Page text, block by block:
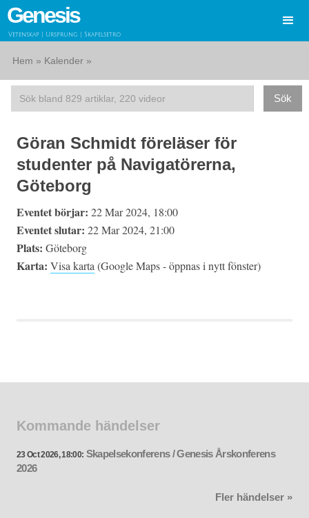
Genesis
Vetenskap | Ursprung | Skapelsetro
Hem » Kalender »
Göran Schmidt föreläser för
studenter på Navigatörerna,
Göteborg
Eventet börjar: 22 Mar 2024, 18:00
Eventet slutar: 22 Mar 2024, 21:00
Plats: Göteborg
Karta: Visa karta(Google Maps - öppnas i nytt fönster)
Kommande händelser
23 Oct 2026, 18:00: Skapelsekonferens / Genesis Årskonferens
2026
Fler händelser »